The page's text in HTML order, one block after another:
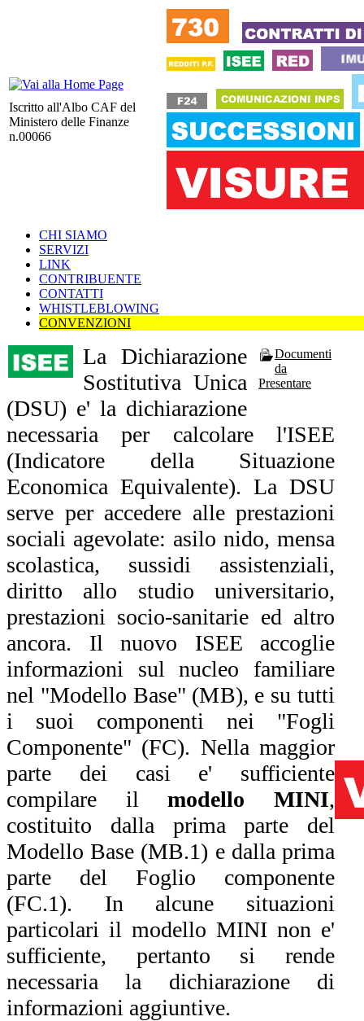
Iscritto all'Albo CAF del
Ministero delle Finanze
n.00066
CHI SIAMO
SERVIZI
LINK
CONTRIBUENTE
CONTATTI
WHISTLEBLOWING
CONVENZIONI
Documenti
da
Presentare
La Dichiarazione
Sostitutiva Unica
(DSU) e' la dichiarazione
necessaria per calcolare l'ISEE
(Indicatore della Situazione
Economica Equivalente). La DSU
serve per accedere alle prestazioni
sociali agevolate: asilo nido, mensa
scolastica, sussidi assistenziali,
diritto allo studio universitario,
prestazioni socio-sanitarie ed altro
ancora. Il nuovo ISEE accoglie
informazioni sul nucleo familiare
nel "Modello Base" (MB), e su tutti
i suoi componenti nei "Fogli
Componente" (FC). Nella maggior
parte dei casi e' sufficiente
compilare ilmodello MINI,
costituito dalla prima parte del
Modello Base (MB.1) e dalla prima
parte del Foglio componente
(FC.1). In alcune situazioni
particolari il modello MINI non e'
sufficiente, pertanto si rende
necessaria la dichiarazione di
informazioni aggiuntive.